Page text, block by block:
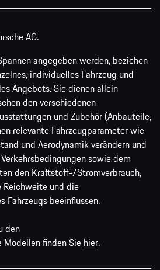
AG.
angegeben werden, beziehen
individuelles Fahrzeug und
Angebots. Sie dienen allein
den verschiedenen
und Zubehör (Anbauteile,
relevante Fahrzeugparameter wie
und Aerodynamik verändern und
sowie dem
den Kraftstoff-/Stromverbrauch,
Reichweite und die
Fahrzeugs beeinflussen.
den
Modellen finden Sie hier.